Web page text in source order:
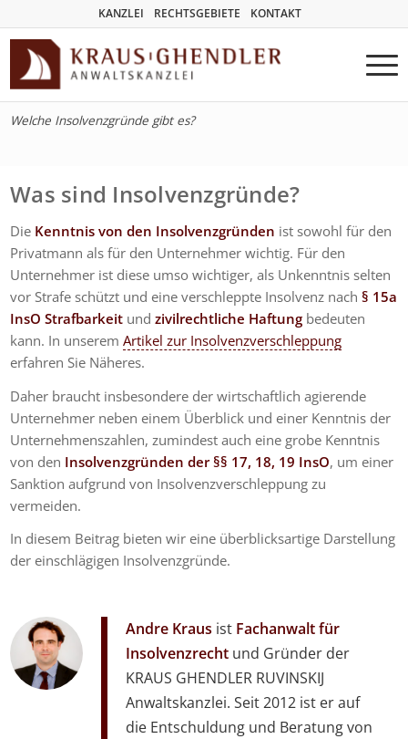
KANZLEI RECHTSGEBIETE KONTAKT
Welche Insolvenzgründe gibt es?
Was sind Insolvenzgründe?
Die Kenntnis von den Insolvenzgründen ist sowohl für den
Privatmann als für den Unternehmer wichtig. Für den
Unternehmer ist diese umso wichtiger, als Unkenntnis selten
vor Strafe schützt und eine verschleppte Insolvenz nach§ 15a
InsO Strafbarkeit undzivilrechtliche Haftung bedeuten
kann. In unseremArtikel zur Insolvenzverschleppung
erfahren Sie Näheres.
Daher braucht insbesondere der wirtschaftlich agierende
Unternehmer neben einem Überblick und einer Kenntnis der
Unternehmenszahlen, zumindest auch eine grobe Kenntnis
von den Insolvenzgründen der §§ 17, 18, 19 InsO, um einer
Sanktion aufgrund von Insolvenzverschleppung zu
vermeiden.
In diesem Beitrag bieten wir eine überblicksartige Darstellung
der einschlägigen Insolvenzgründe.
Andre Kraus ist Fachanwalt für
Insolvenzrecht und Gründer der
KRAUS GHENDLER RUVINSKIJ
Anwaltskanzlei. Seit 2012 ist er auf
die Entschuldung und Beratung von